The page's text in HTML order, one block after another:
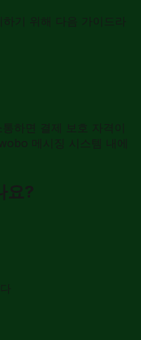
기 위해 다음 가이드라
하면 결제 보호 자격이
메시징 시스템 내에
요?